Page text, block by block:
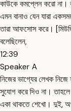
কাউকে কমপ্লেন করো না।
এমন বানাও যেন যারা
তারা আফসোস করে।
বলেছিলেন,
12:39
Speaker A
নিজের ভাগ্যের লেখক
সুযোগ করে দিও না।
একা থাকতে শেখো। দুই,